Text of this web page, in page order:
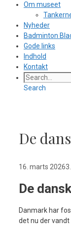
Om museet
Nyheder
Badminton
Gode links
Indhold
Kontakt
Search
De
16. marts 2026
De
Danmark har
det nu der